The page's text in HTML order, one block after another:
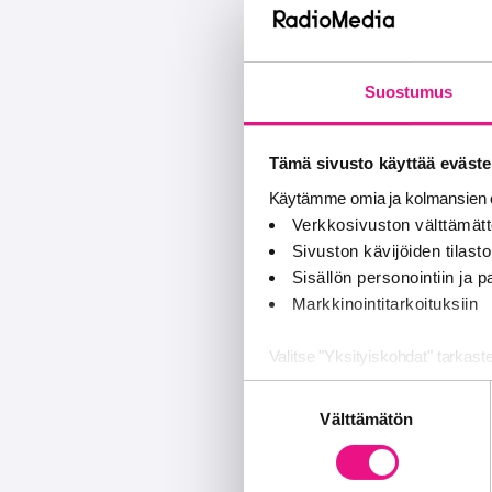
Suostumus
Tämä sivusto käyttää
Käytämme omia ja
Verkkosivuston
Sivuston kävijöiden
Sisällön personointiin ja
Markkinointitarkoituksiin
Valitse "Yksityiskohdat"
Jaamme sosiaalisen median,
palvelujaan (esim. Google).
Välttämätön